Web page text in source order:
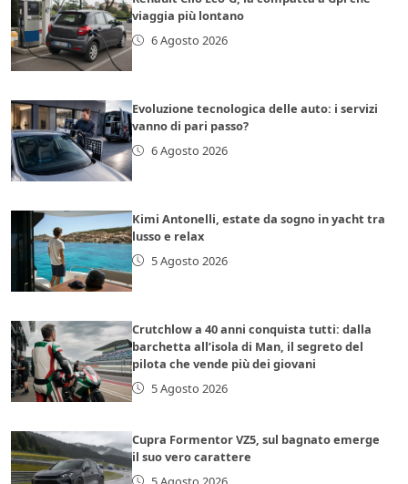
viaggia più lontano
6 Agosto 2026
Evoluzione tecnologica delle auto: i servizi
vanno di pari passo?
6 Agosto 2026
Kimi Antonelli, estate da sogno in yacht tra
lusso e relax
5 Agosto 2026
Crutchlow a 40 anni conquista tutti: dalla
barchetta all’isola di Man, il segreto del
pilota che vende più dei giovani
5 Agosto 2026
Cupra Formentor VZ5, sul bagnato emerge
il suo vero carattere